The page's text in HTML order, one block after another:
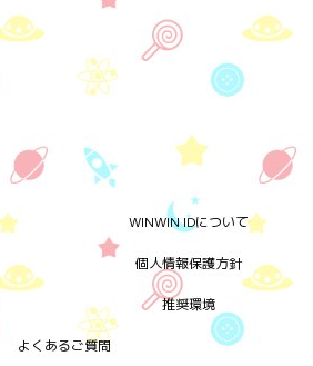
WINWIN IDについて
個人情報保護方針
推奨環境
よくあるご質問